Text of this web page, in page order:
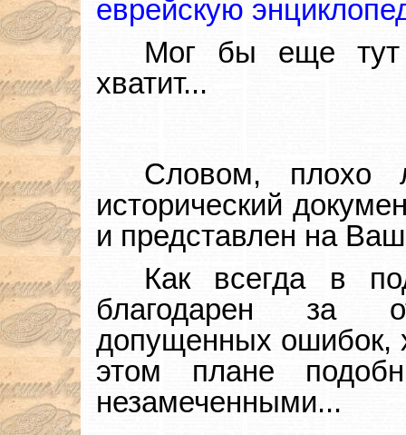
еврейскую
Мог бы еще тут
хватит...
Словом, плохо
исторический
и представлен на
Как всегда в
благодарен за
допущенных ошибок,
этом плане
незамеченными...